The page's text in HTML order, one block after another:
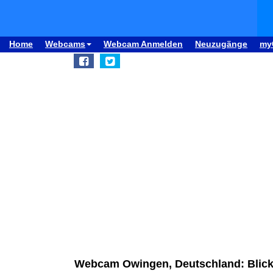
Home Webcams Webcam Anmelden Neuzugänge
Webcam Owingen, Deutschland: